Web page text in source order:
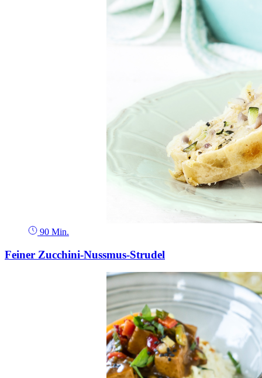
90 Min.
Feiner Zucchini-Nussmus-Strudel